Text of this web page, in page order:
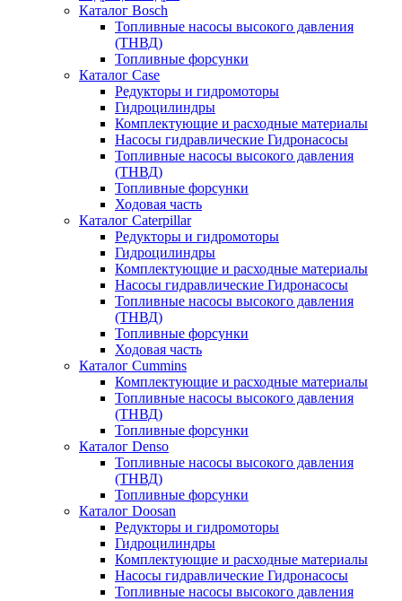
Каталог Bosch
Топливные насосы высокого давления
(ТНВД)
Топливные форсунки
Каталог Case
Редукторы и гидромоторы
Гидроцилиндры
Комплектующие и расходные материалы
Насосы гидравлические Гидронасосы
Топливные насосы высокого давления
(ТНВД)
Топливные форсунки
Ходовая часть
Каталог Caterpillar
Редукторы и гидромоторы
Гидроцилиндры
Комплектующие и расходные материалы
Насосы гидравлические Гидронасосы
Топливные насосы высокого давления
(ТНВД)
Топливные форсунки
Ходовая часть
Каталог Cummins
Комплектующие и расходные материалы
Топливные насосы высокого давления
(ТНВД)
Топливные форсунки
Каталог Denso
Топливные насосы высокого давления
(ТНВД)
Топливные форсунки
Каталог Doosan
Редукторы и гидромоторы
Гидроцилиндры
Комплектующие и расходные материалы
Насосы гидравлические Гидронасосы
Топливные насосы высокого давления